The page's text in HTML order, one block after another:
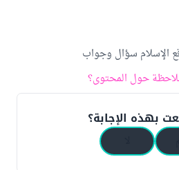
الإسلام سؤال وجواب
حول المحتوى؟
بهذه الإجابة؟